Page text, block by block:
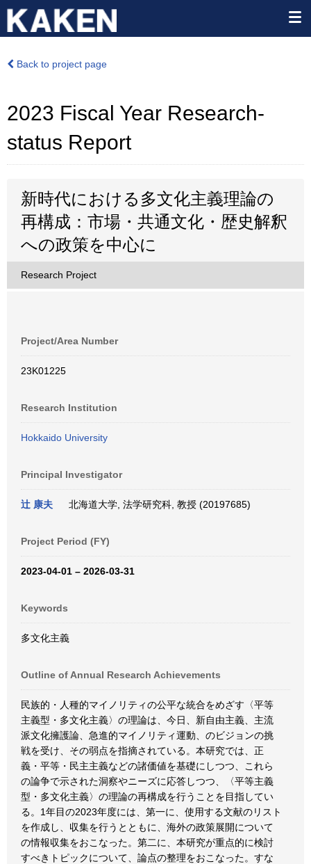
Back to project page
2023 Fiscal Year Research-
status Report
新時代における多文化主義理論の
再構成：市場・共通文化・歴史解釈
への政策を中心に
Research Project
Project/Area Number
23K01225
Research Institution
Hokkaido University
Principal Investigator
辻 康夫 北海道大学, 法学研究科, 教授 (20197685)
Project Period (FY)
2023-04-01 – 2026-03-31
Keywords
多文化主義
Outline of Annual Research Achievements
民族的・人種的マイノリティの公平な統合をめざす〈平等
主義型・多文化主義〉の理論は、今日、新自由主義、主流
派文化擁護論、急進的マイノリティ運動、のビジョンの挑
戦を受け、その弱点を指摘されている。本研究では、正
義・平等・民主主義などの諸価値を基礎にしつつ、これら
の論争で示された洞察やニーズに応答しつつ、〈平等主義
型・多文化主義〉の理論の再構成を行うことを目指してい
る。1年目の2023年度には、第一に、使用する文献のリスト
を作成し、収集を行うとともに、海外の政策展開について
の情報収集をおこなった。第二に、本研究が重点的に検討
すべきトピックについて、論点の整理をおこなった。すな